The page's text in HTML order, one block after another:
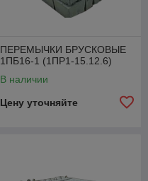
ПЕРЕМЫЧКИ БРУСКОВЫЕ
1ПБ16-1 (1ПР1-15.12.6)
В наличии
Цену уточняйте